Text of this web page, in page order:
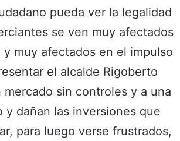
pueda ver la legalidad
se ven muy afectados
muy afectados en el impulso
el alcalde Rigoberto
sin controles y a una
dañan las inversiones que
para luego verse frustrados,